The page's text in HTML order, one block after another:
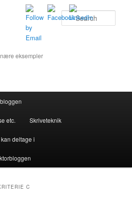
eksempler
etc. Skriveteknik
deltage i
C